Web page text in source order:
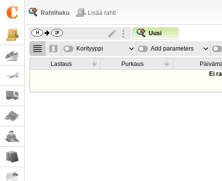
Rahtihaku Lisää rahti
Uusi
Korityyppi Add parameters
Lastaus Purkaus
Ei